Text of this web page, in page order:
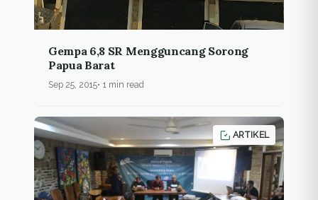
Gempa 6,8 SR Mengguncang Sorong
Papua Barat
Sep 25, 2015 1 min read
ARTIKEL